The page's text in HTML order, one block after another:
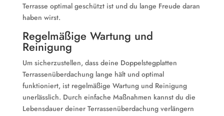
Terrasse optimal geschützt ist und du lange Freude daran
haben wirst.
Regelmäßige Wartung und
Reinigung
Um sicherzustellen, dass deine Doppelstegplatten
Terrassenüberdachung lange hält und optimal
funktioniert, ist regelmäßige Wartung und Reinigung
unerlässlich. Durch einfache Maßnahmen kannst du die
Lebensdauer deiner Terrassenüberdachung verlängern